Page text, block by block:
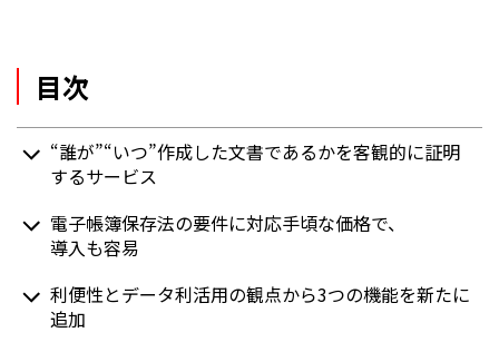
目次
“誰が”“いつ”作成した文書であるかを客観的に証明
するサービス
電子帳簿保存法の要件に対応手頃な価格で、
導入も容易
利便性とデータ利活用の観点から3つの機能を新たに
追加